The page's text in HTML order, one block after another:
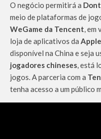
O negócio permitirá a
meio de plataformas de
WeGame da Tencent, em
loja de aplicativos da Apple
disponível na China e seja
jogadores chineses, está
jogos. A parceria com a
tenha acesso a um público